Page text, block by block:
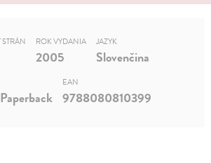
ROK VYDANIA
2005
JAZYK
Slovenčina
EAN
9788080810399